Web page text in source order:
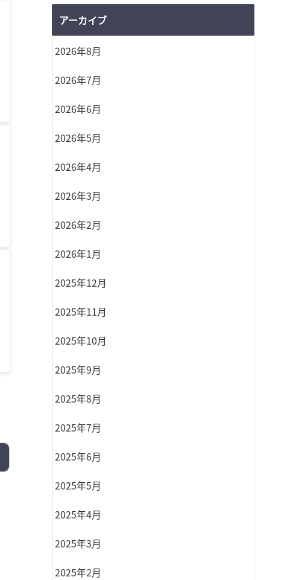
アーカイブ
2026年8月
2026年7月
2026年6月
2026年5月
2026年4月
2026年3月
2026年2月
2026年1月
2025年12月
2025年11月
2025年10月
2025年9月
2025年8月
2025年7月
2025年6月
2025年5月
2025年4月
2025年3月
2025年2月